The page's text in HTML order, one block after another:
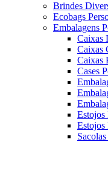
Brindes
Ecobags
Embalagens
Caixas
Caixas
Caixas
Cases
Estojos
Estojos